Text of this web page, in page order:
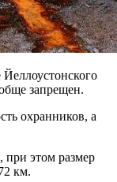
запрещен.
охранников, а
при этом размер
км.